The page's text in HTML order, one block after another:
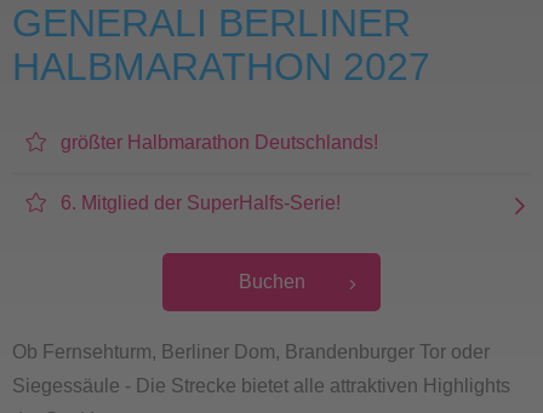
größter Halbmarathon Deutschlands!
6. Mitglied der SuperHalfs-Serie!
Buchen
Ob Fernsehturm, Berliner Dom, Brandenburger Tor oder
Siegessäule - Die Strecke bietet alle attraktiven Highlights
GENERALI BERLINER
HALBMARATHON 2027